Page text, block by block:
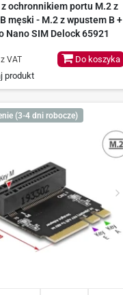
ochronnikiem portu M.2 z
męski - M.2 z wpustem B +
Nano SIM Delock 65921
z VAT
produkt
Do koszyka
(3-4 dni robocze)